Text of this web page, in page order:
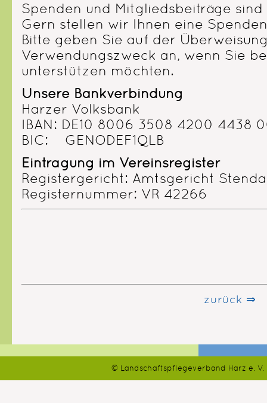
Spenden und Mitgliedsbeiträge
Gern stellen wir Ihnen eine
Bitte geben Sie auf der
Verwendungszweck an, wenn Sie
unterstützen möchten.
Unsere Bankverbindung
Harzer Volksbank
IBAN: DE10 8006 3508 4200 4438
BIC: GENODEF1QLB
Eintragung im Vereinsregister
Registergericht: Amtsgericht
Registernummer: VR 42266
zurück ⇒
© Landschaftspflegeverband Harz e.